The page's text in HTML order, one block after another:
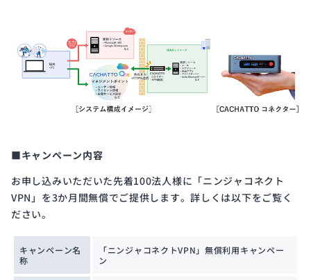
■キャンペーン内容
お申し込みいただいた先着100法人様に「ニンジャコネクト
VPN」を3か月間無償でご提供します。詳しくは以下をご覧く
ださい。
キャンペーン名
称
「ニンジャコネクトVPN」無償利用キャンペー
ン